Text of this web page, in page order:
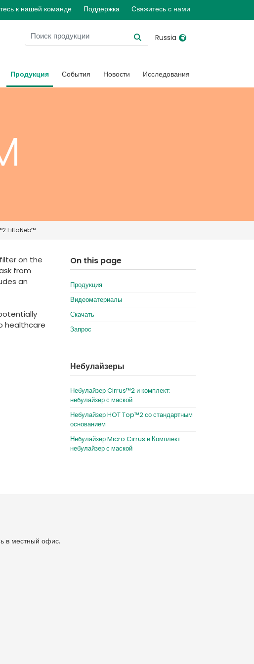
к нашей команде Поддержка Свяжитесь с нами
Russia
United States
Denmark
France
Italia
Russia
International English
Продукция События Новости Исследования
FiltaNeb™
on the
from
an
healthcare
On this page
Продукция
Видеоматериалы
Скачать
Запрос
Небулайзеры
Небулайзер Cirrus™2 и комплект:
небулайзер с маской
Небулайзер HOT Top™2 со стандартным
основанием
Небулайзер Micro Cirrus и Комплект
небулайзер с маской
в местный офис.